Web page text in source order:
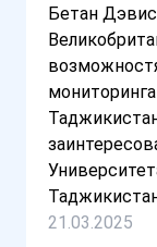
Бетан
21.03.2025